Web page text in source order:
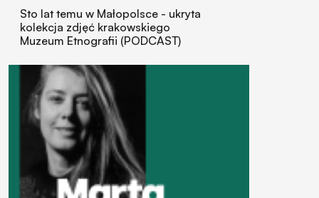
Sto lat temu w Małopolsce - ukryta
kolekcja zdjęć krakowskiego
Muzeum Etnografii (PODCAST)